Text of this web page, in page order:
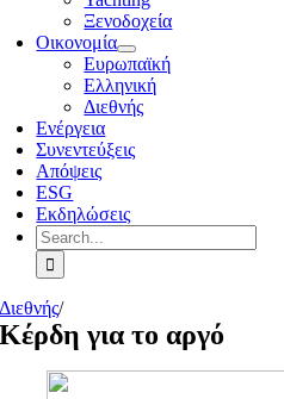
Ξενοδοχεία
Οικονομία
Ευρωπαϊκή
Ελληνική
Διεθνής
Ενέργεια
Συνεντεύξεις
Απόψεις
ESG
Εκδηλώσεις
Search
for:
Διεθνής/
Κέρδη για το αργό